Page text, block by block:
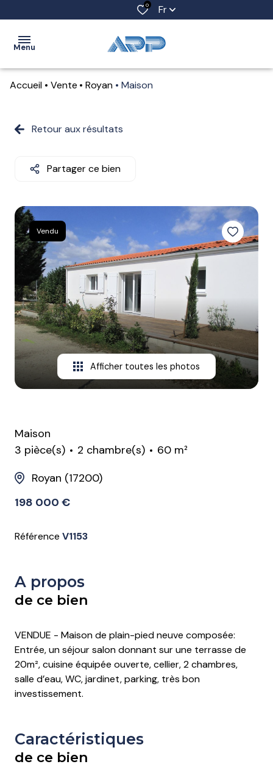
0 Fr
Menu
VENTES
LOCATIONS
ESTIMATION
ALERTE
E-MAIL
CONTACT
Accueil Vente Royan Maison
Retour aux résultats
Partager ce bien
Vendu
Afficher toutes les photos
Maison
3 pièce(s)
2 chambre(s)
60 m²
Royan (17200)
198 000 €
Référence V1153
A propos
de ce bien
VENDUE - Maison de plain-pied neuve composée:
Entrée, un séjour salon donnant sur une terrasse de
20m², cuisine équipée ouverte, cellier, 2 chambres,
salle d’eau, WC, jardinet, parking, très bon
investissement.
Caractéristiques
de ce bien